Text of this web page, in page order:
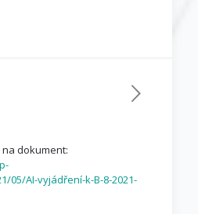
na dokument:
05/AI-vyjádření-k-B-8-2021-